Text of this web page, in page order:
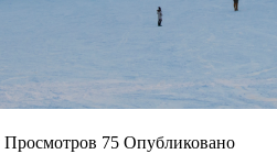
Просмотров 75 Опубликовано